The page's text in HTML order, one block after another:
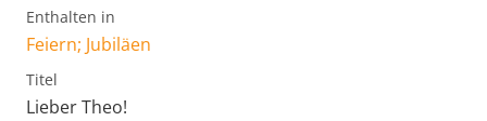
Enthalten in
Feiern; Jubiläen
Titel
Lieber Theo!